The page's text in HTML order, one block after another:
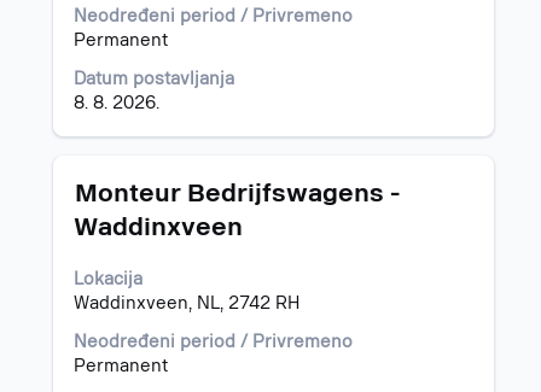
Neodređeni period / Privremeno
Permanent
Datum postavljanja
8. 8. 2026.
prikazali
celokupan
informacija
o
poslu.
Naslov
Monteur Bedrijfswagens -
Waddinxveen
Lokacija
Waddinxveen, NL, 2742 RH
Neodređeni period / Privremeno
Permanent
Izaberite
razmaknicom
biste
prikazali
celokupan
sadržaj